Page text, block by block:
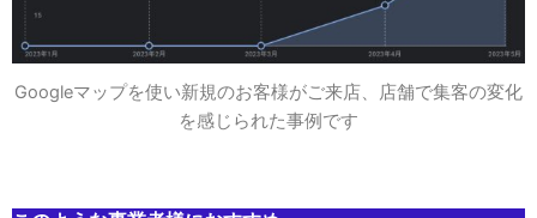
Googleマップを使い新規のお客様がご来店、店舗で集客の変化
を感じられた事例です